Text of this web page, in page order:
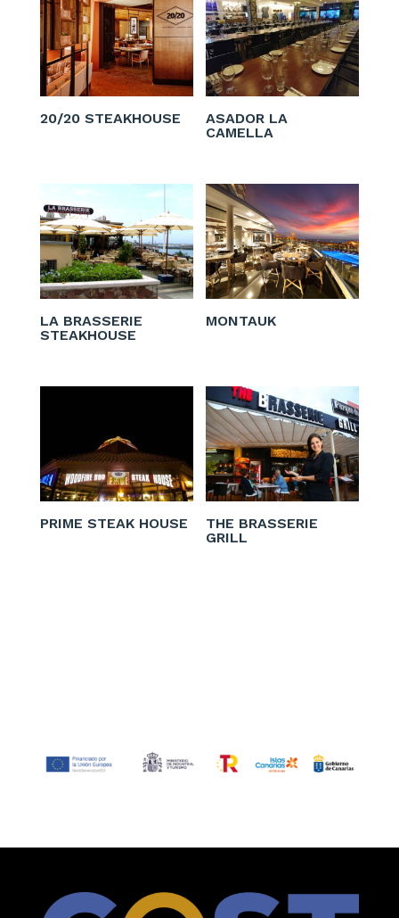
20/20 STEAKHOUSE
ASADOR LA
CAMELLA
LA BRASSERIE
STEAKHOUSE
MONTAUK
PRIME STEAK HOUSE
THE BRASSERIE
GRILL